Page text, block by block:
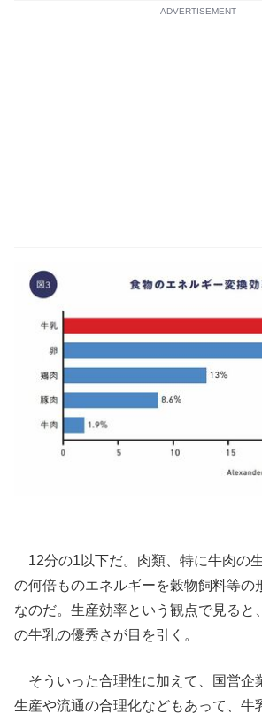
ADVERTISEMENT
12分の1以下だ。肉類、特に牛肉の
の何倍ものエネルギーを穀物飼料等の
なのだ。生産効率という観点で見ると
の牛乳の優秀さが目を引く。
そういった合理性に加えて、国営企
生産や流通の合理化などもあって、牛